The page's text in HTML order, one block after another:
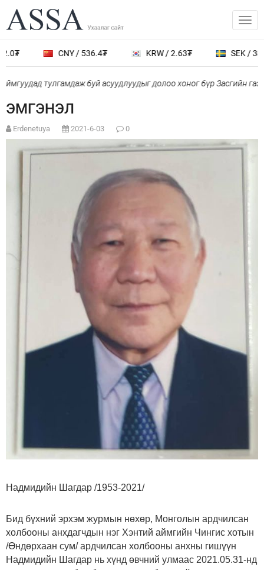
CNY / 536.4₮ KRW / 2.63₮ SEK /
тулгамдаж буй асуудлуудыг долоо хоног бүр Засгийн
ЭМГЭНЭЛ
Erdenetuya 2021-6-03 0
Надмидийн Шагдар /1953-2021/
Бид бүхний эрхэм журмын нөхөр, Монголын ардчилсан
холбооны анхдагчдын нэг Хэнтий аймгийн Чингис хотын
/Өндөрхаан сум/ ардчилсан холбооны анхны гишүүн
Надмидийн Шагдар нь хүнд өвчний улмаас 2021.05.31-нд